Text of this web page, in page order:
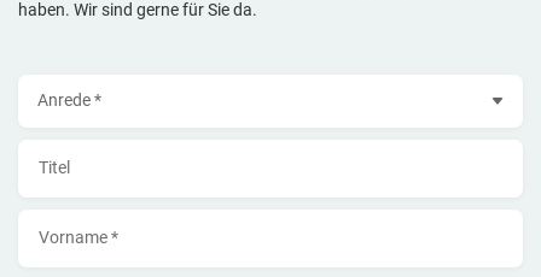
haben. Wir sind gerne für Sie da.
Anrede
Titel
Vorname *